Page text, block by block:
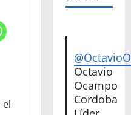
Octavio
Ocampo
Cordoba